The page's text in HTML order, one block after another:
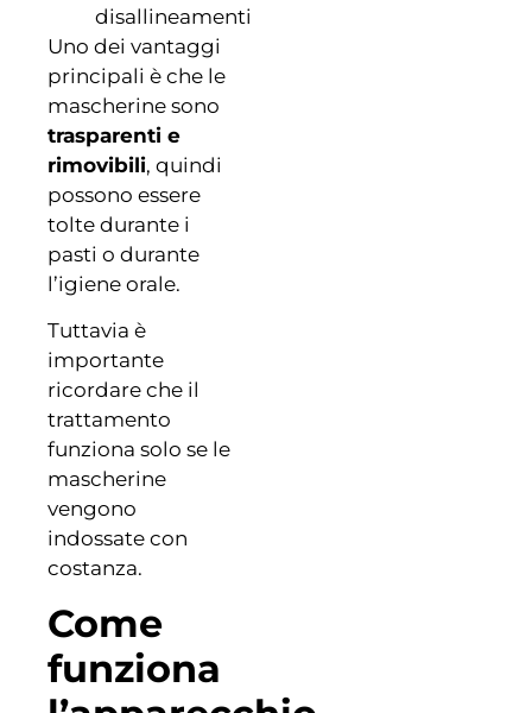
disallineamenti
Uno dei vantaggi
principali è che le
mascherine sono
trasparenti e
rimovibili, quindi
possono essere
tolte durante i
pasti o durante
l’igiene orale.
Tuttavia è
importante
ricordare che il
trattamento
funziona solo se le
mascherine
vengono
indossate con
costanza.
Come
funziona